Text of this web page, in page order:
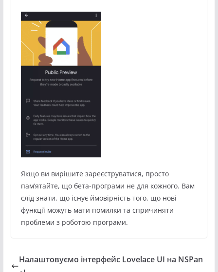
Якщо ви вирішите зареєструватися, просто
пам’ятайте, що бета-програми не для кожного. Вам
слід знати, що існує ймовірність того, що нові
функції можуть мати помилки та спричиняти
проблеми з роботою програми.
Налаштовуємо інтерфейс Lovelace UI на NSPan